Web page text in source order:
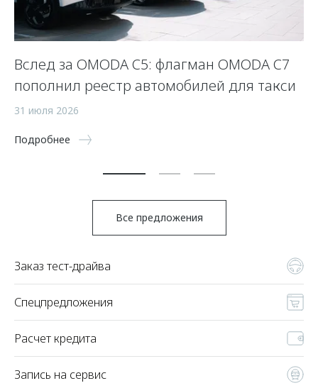
Вслед за OMODA C5: флагман OMODA C7
пополнил реестр автомобилей для такси
31 июля 2026
Подробнее
Все предложения
Заказ тест-драйва
Спецпредложения
Расчет кредита
Запись на сервис